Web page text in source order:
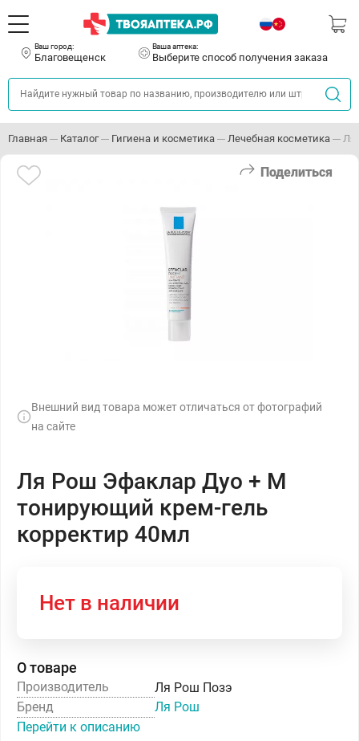
Ваш город:
Благовещенск
Ваша аптека:
Выберите способ получения заказа
Главная Каталог Гигиена и косметика Лечебная косметика Ля
Поделиться
Внешний вид товара может отличаться от фотографий
на сайте
Ля Рош Эфаклар Дуо + М
тонирующий крем-гель
корректир 40мл
Нет в наличии
О товаре
Производитель
Ля Рош Позэ
Бренд
Ля Рош
Перейти к описанию